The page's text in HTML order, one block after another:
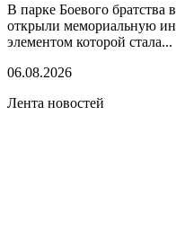
В парке Боевого братства
открыли мемориальную
элементом которой стала...
06.08.2026
Лента новостей